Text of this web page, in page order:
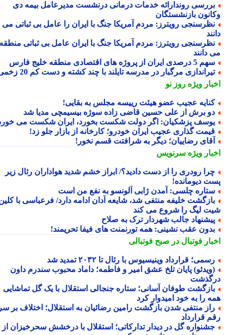
روندارائه خدمات درمانی درنشست مدیرعامل بیمه دی
بازنشستگان
رویترز: مردم آمریکا جنگ با ایران را عامل بی ثباتی می
رویترز: مردم آمریکا جنگ با ایران عامل بی ثباتی منطقه
دانند
ایران از پروژه های اقتصادی منطقه خلیج فارس
مرگبار در مدرسه تایلند با چند کشته و دست کم 20 زخمی
ویژهروز نو
عجیب عضو هیئت رییسه مجلس به بقایی!
برش از علی حسین قاضی زاده سوژه بیسیمچی مدیا شد
پزشکیان: اگر دولت شکست بخورد، ایران شکست می خورد
گذاری عجیب ایران خودرو؛ کارخانه از بازار جلو زد!
رضاییان؛ دیگر به شرافتت قسم نخور!
ویژهسرنویس
رودری را از دست دادید؟/ ابراز خشم شدید هواداران رئال زیر
دیومانده!
چلسی: آمدن ژابی آلونسو به نفع من است
خلیفه منتفی شد، شایعه آدان ادامه دارد/ فرعباسی با کلین
لیگ را شروع می کند
جالب شهردار ترک به صلاح
عقب نشینی: همه تورنمنت های فیفا تحریمند!
فوتبال در صبح فوتبالی
قرارداد وینیسیوس با رئال تا ۲۰۳۲ تمدید شد
پایان تلخ عشق امیر و فاطمه؛ داماد محبوب سندرم داون
طوفان آسانی؛ ستاره جنجالی استقلال با یک گل تماشایی
را به خود امیدوار کرد
منتفی شدن بازگشت رامین رضائیان به استقلال؛ اختلاف بر سر
قرارداد
گل در دیدار تدارکاتی؛ استقلال با درخشش سحرخیزان از